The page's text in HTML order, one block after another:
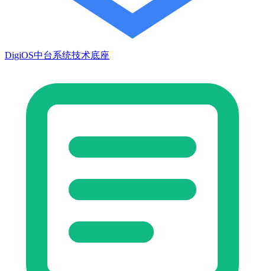
DigiOS中台系统技术底座